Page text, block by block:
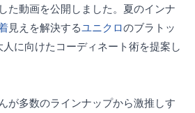
た動画を公開しました。夏のインナ
見えを解決するユニクロのブラトッ
に向けたコーディネート術を提案し
が多数のラインナップから激推しす